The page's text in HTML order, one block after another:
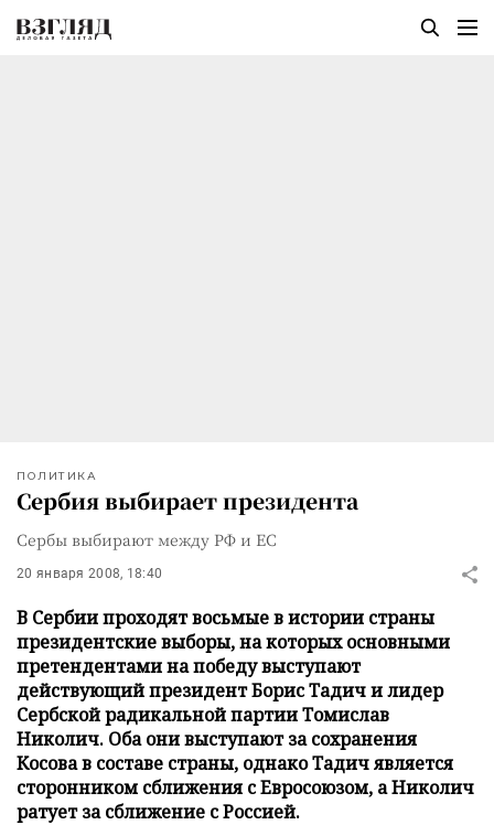
ПОЛИТИКА
Сербия выбирает президента
Сербы выбирают между РФ и ЕС
20 января 2008, 18:40
В Сербии проходят восьмые в истории страны
президентские выборы, на которых основными
претендентами на победу выступают
действующий президент Борис Тадич и лидер
Сербской радикальной партии Томислав
Николич. Оба они выступают за сохранения
Косова в составе страны, однако Тадич является
сторонником сближения с Евросоюзом, а Николич
ратует за сближение с Россией.